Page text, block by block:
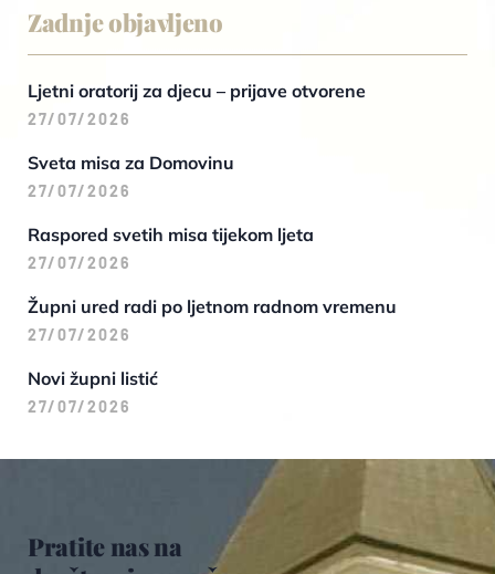
Zadnje objavljeno
Ljetni oratorij za djecu – prijave otvorene
27/07/2026
Sveta misa za Domovinu
27/07/2026
Raspored svetih misa tijekom ljeta
27/07/2026
Župni ured radi po ljetnom radnom vremenu
27/07/2026
Novi župni listić
27/07/2026
Pratite nas na